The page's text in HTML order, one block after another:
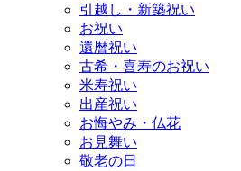
引越し・新築祝い
お祝い
還暦祝い
古希・喜寿のお祝い
米寿祝い
出産祝い
お悔やみ・仏花
お見舞い
敬老の日